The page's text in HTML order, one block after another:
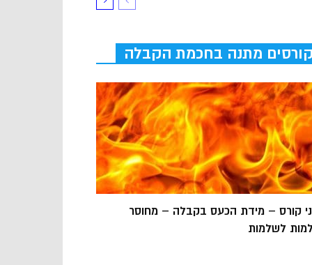
קורסים מתנה בחכמת הקבלה
קורס – מידת הכעס בקבלה – מחוסר
לשלמות